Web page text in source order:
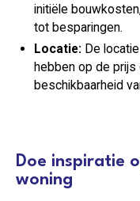
initiële
tot besparingen.
Locatie: De
hebben op de prijs
beschikbaarheid
Doe inspiratie
woning